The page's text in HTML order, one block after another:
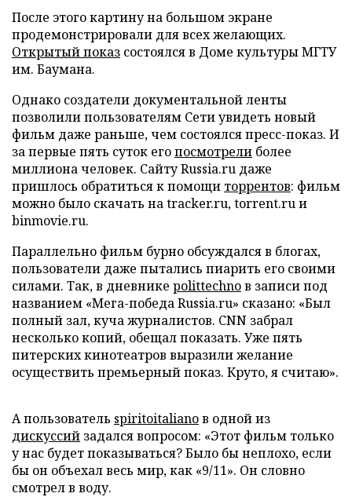
После этого картину на большом экране
продемонстрировали для всех желающих.
Открытый показ состоялся в Доме культуры МГТУ
им. Баумана.
Однако создатели документальной ленты
позволили пользователям Сети увидеть новый
фильм даже раньше, чем состоялся пресс-показ. И
за первые пять суток егопосмотрели более
миллиона человек. Сайту Russia.ru даже
пришлось обратиться к помощи торрентов: фильм
можно было скачать на tracker.ru, torrent.ru и
binmovie.ru.
Параллельно фильм бурно обсуждался в блогах,
пользователи даже пытались пиарить его своими
силами. Так, в дневнике polittechnoв записи под
названием «Мега-победа Russia.ru» сказано: «Был
полный зал, куча журналистов. CNN забрал
несколько копий, обещал показать. Уже пять
питерских кинотеатров выразили желание
осуществить премьерный показ. Круто, я считаю».
А пользователь spiritoitalianoв одной из
дискуссий задался вопросом: «Этот фильм только
у нас будет показываться? Было бы неплохо, если
бы он объехал весь мир, как «9/11». Он словно
смотрел в воду.